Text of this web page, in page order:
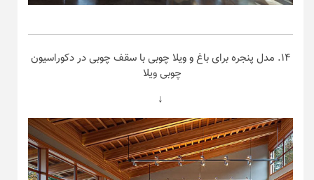
۱۴. مدل پنجره برای باغ و ویلا چوبی با سقف چوبی در دکوراسیون
چوبی ویلا
↓